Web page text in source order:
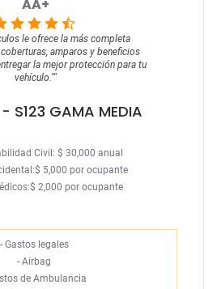
AA+
le ofrece la más completa
amparos y beneficios
la mejor protección para tu
vehículo.""
- S123 GAMA MEDIA
Civil: $ 30,000 anual
5,000 por ocupante
2,000 por ocupante
- Gastos legales
- Airbag
de Ambulancia